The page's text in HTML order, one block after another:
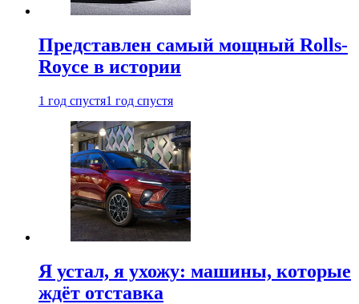
Представлен самый мощный Rolls-
Royce в истории
1 год спустя1 год спустя
Я устал, я ухожу: машины, которые
ждёт отставка